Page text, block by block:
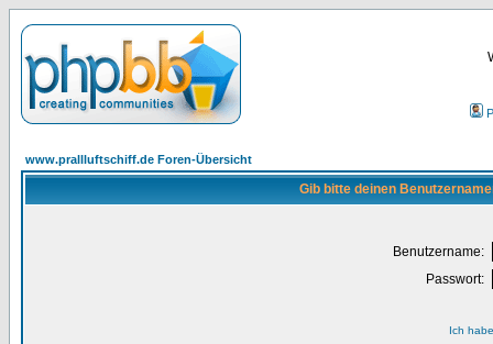
www.prallluftschiff.de Foren-Übersicht
Gib bitte deinen
Benutzername:
Passwort:
Ich